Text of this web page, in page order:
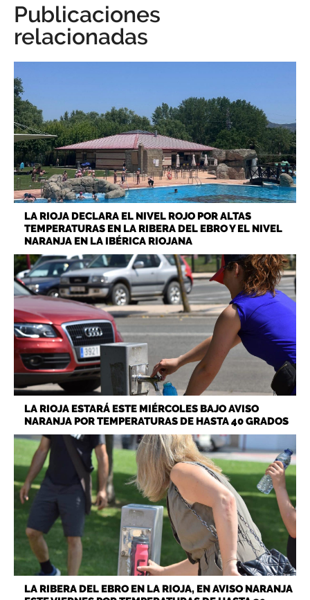
Publicaciones
relacionadas
LA RIOJA DECLARA EL NIVEL ROJO POR ALTAS
TEMPERATURAS EN LA RIBERA DEL EBRO Y EL NIVEL
NARANJA EN LA IBÉRICA RIOJANA
LA RIOJA ESTARÁ ESTE MIÉRCOLES BAJO AVISO
NARANJA POR TEMPERATURAS DE HASTA 40 GRADOS
LA RIBERA DEL EBRO EN LA RIOJA, EN AVISO NARANJA